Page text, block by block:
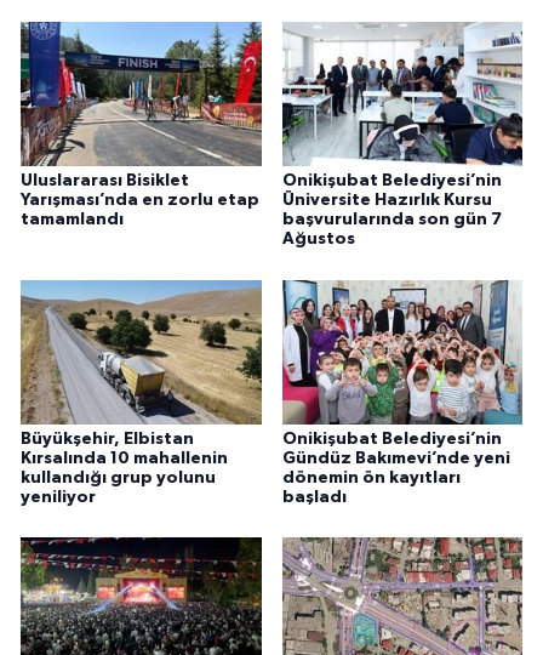
Uluslararası Bisiklet
Yarışması’nda en zorlu etap
tamamlandı
Onikişubat Belediyesi’nin
Üniversite Hazırlık Kursu
başvurularında son gün 7
Ağustos
Büyükşehir, Elbistan
Kırsalında 10 mahallenin
kullandığı grup yolunu
yeniliyor
Onikişubat Belediyesi’nin
Gündüz Bakımevi’nde yeni
dönemin ön kayıtları
başladı